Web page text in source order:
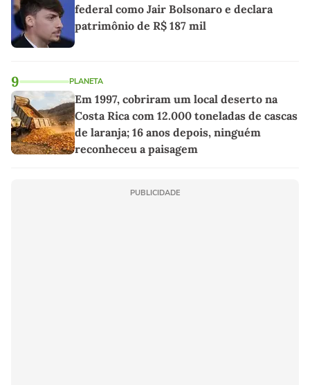
federal como Jair Bolsonaro e declara
patrimônio de R$ 187 mil
9 PLANETA
Em 1997, cobriram um local deserto na
Costa Rica com 12.000 toneladas de cascas
de laranja; 16 anos depois, ninguém
reconheceu a paisagem
PUBLICIDADE